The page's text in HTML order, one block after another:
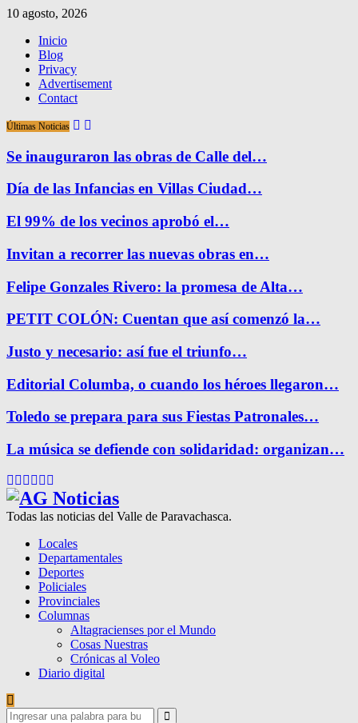
10 agosto, 2026
Inicio
Blog
Privacy
Advertisement
Contact
Últimas Noticias
Se inauguraron las obras de Calle del…
Día de las Infancias en Villas Ciudad…
El 99% de los vecinos aprobó el…
Invitan a recorrer las nuevas obras en…
Felipe Gonzales Rivero: la promesa de Alta…
PETIT COLÓN: Cuentan que así comenzó la…
Justo y necesario: así fue el triunfo…
Editorial Columba, o cuando los héroes llegaron…
Toledo se prepara para sus Fiestas Patronales…
La música se defiende con solidaridad: organizan…
Facebook
Twitter
Instagram
Pinterest
Google
Todas las noticias del Valle de Paravachasca.
Locales
Departamentales
Deportes
Policiales
Provinciales
Columnas
Altagracienses por el Mundo
Cosas Nuestras
Crónicas al Voleo
Diario digital
Search